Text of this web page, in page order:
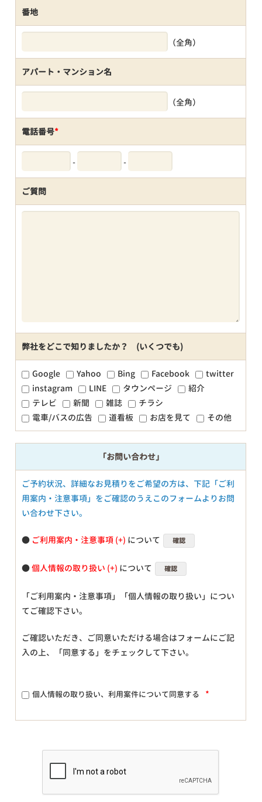
番地
（全角）
アパート・マンション名
（全角）
電話番号*
- -
ご質問
弊社をどこで知りましたか？ (いくつでも)
Google Yahoo Bing Facebook
twitter
instagram
LINE タウンページ
紹介
テレビ
新聞 雑誌
チラシ
電車/バスの広告
道看板 お店を見て その他
「お問い合わせ」
ご予約状況、詳細なお見積りをご希望の方は、下記「ご利
用案内・注意事項」をご確認のうえこのフォームよりお問
い合わせ下さい。
● ご利用案内・注意事項 について 確認
●個人情報の取り扱い について 確認
「ご利用案内・注意事項」「個人情報の取り扱い」につい
てご確認下さい。
ご確認いただき、ご同意いただける場合はフォームにご記
入の上、「同意する」をチェックして下さい。
個人情報の取り扱い、利用案件について同意する *